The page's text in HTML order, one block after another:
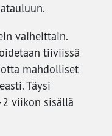
vaiheittain.
tiiviissä
mahdolliset
Täysi
viikon sisällä